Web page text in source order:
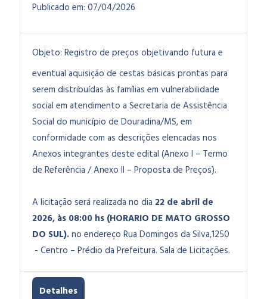
Publicado em: 07/04/2026
Objeto: Registro de preços objetivando futura e
eventual aquisição de cestas básicas prontas para
serem distribuídas às famílias em vulnerabilidade
social em atendimento a Secretaria de Assistência
Social do município de Douradina/MS, em
conformidade com as descrições elencadas nos
Anexos integrantes deste edital (Anexo I – Termo
de Referência / Anexo II – Proposta de Preços).
A licitação será realizada no dia 22 de abril de
2026, às 08:00 hs (HORARIO DE MATO GROSSO
DO SUL).no endereço Rua Domingos da Silva,1250
- Centro – Prédio da Prefeitura. Sala de Licitações.
Detalhes